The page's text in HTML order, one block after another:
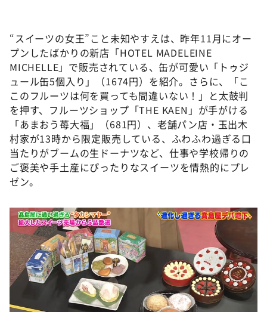
“スイーツの女王”こと未知やすえは、昨年11月にオー
プンしたばかりの新店「HOTEL MADELEINE
MICHELLE」で販売されている、缶が可愛い「トゥジ
ュール缶5個入り」（1674円）を紹介。さらに、「こ
このフルーツは何を買っても間違いない！」と太鼓判
を押す、フルーツショップ「THE KAEN」が手がける
「あまおう苺大福」（681円）、老舗パン店・玉出木
村家が13時から限定販売している、ふわふわ過ぎる口
当たりがブームの生ドーナツなど、仕事や学校帰りの
ご褒美や手土産にぴったりなスイーツを情熱的にプレ
ゼン。